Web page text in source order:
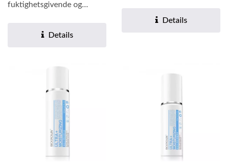
fuktighetsgivende og
Details
fordeler....
Details